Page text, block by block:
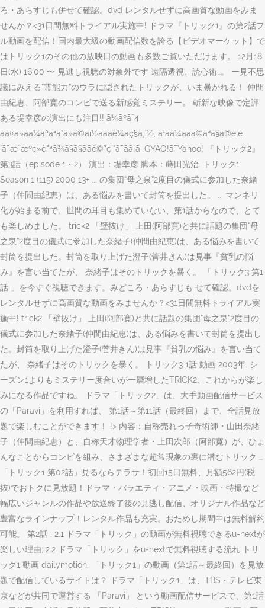
ろ・あらすじも併せて確認。dvd レンタルせずに高画質な動画をみま
せんか？<31日間無料トライアル実施中! ドラマ『トリック1』の第2話フ
ル動画を配信！国内最大級の動画配信数を誇る【ビデオマーケット】で
はトリック1のその他の放映日の動画も多数ご覧いただけます。 12月18
日(水) 16:00 〜 見逃し視聴の対象外です 遠隔透視、読心術…。 一見不思
議にみえる“霊能力”のウラに隠されたトリックが、いま暴かれる！ 仲間
由紀恵、阿部寛のコンビで送る新感覚ミステリー。 斬新な映像で定評
ある堤幸彦の演出にも注目!! ã¼ãºã³4,
ãã¤ã»ãã¼ãªã³ã°ã»ã©ãï½ãããè¼ãç§ã¸ï½, ã¹ãã¼ããã©ã³ã§ã®è¦è
´ã¯æ¨æºç»è³ªã¾ã§ã§ããè©³ç´°ã¯ãã¡ã, GYAO!ã¯Yahoo! 『トリック2』
第3話（episode 1・2） 演出：堤幸彦 脚本：蒔田光治. トリック1
Season 1 (115) 2000 13+ ... の集団“母之泉”2度目の儀式に参加した奈緒
子（仲間由紀恵）は、ある悩みを書いて封筒を提出した。 ... マンネリ
化が始まる前で、世間の耳目も集めていない、第1話からなので、とて
も楽しめました。 trick2 「壁抜け」 上田(阿部寛)と共に話題の集団“母
之泉”2度目の儀式に参加した奈緒子(仲間由紀恵)は、ある悩みを書いて
封筒を提出した。封筒を取り上げた澄子(菅井きん)は見事『貧乳の悩
み』を言い当てたが、 奈緒子はそのトリックを暴く。 「トリック3 第1
話 」を今すぐ視聴できます。みどころ・あらすじも せて確認。dvdを
レンタルせずに高画質な動画をみませんか？<31日間無料トライアル実
施中! trick2 「壁抜け」 上田(阿部寛)と共に話題の集団“母之泉”2度目の
儀式に参加した奈緒子(仲間由紀恵)は、ある悩みを書いて封筒を提出し
た。封筒を取り上げた澄子(菅井きん)は見事『貧乳の悩み』を言い当て
たが、 奈緒子はそのトリックを暴く。 トリック3 1話 動画 2003年. シ
ーズン1よりもミステリー度合いが一層増したTRICK2、これからが楽し
みになる作品ですね。 ドラマ「トリック2」は、大手動画配信サービス
の「Paravi」を利用すれば、 第1話～第11話（最終回）まで、全話見放
題で楽しむことができます！ !> 内容：自称売れっ子奇術師・山田奈緒
子（仲間由紀恵）と、自称天才物理学者・上田次郎（阿部寛）が、ひょ
んなことからコンビを組み、さまざまな超常現象の裏に潜むトリック …
「トリック1 第02話」見るならテラサ！初回15日無料、月額562円(税
抜)でおトクに見放題！ドラマ・バラエティ・アニメ・映画・特撮など
幅広いジャンルの作品や放送終了後の見逃し配信、オリジナル作品など
豊富なラインナップ！レンタル作品も充実。おためし期間中は無料解約
可能。 第2話 . 2.1 ドラマ「トリック」の動画が無料視聴できるu-nextが
楽しい理由; 2.2 ドラマ「トリック」をu-nextで無料視聴する流れ トリ
ック1 動画 dailymotion. 「トリック1」の動画（第1話～最終回）を見放
題で配信しているサイトは？ ドラマ「トリック1」は、TBS・テレビ東
京などが共同で運営する 「Paravi」 という動画配信サービスで、第1話